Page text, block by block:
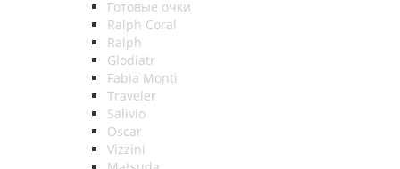
Готовые очки
Ralph Coral
Ralph
Glodiatr
Fabia Monti
Traveler
Salivio
Oscar
Vizzini